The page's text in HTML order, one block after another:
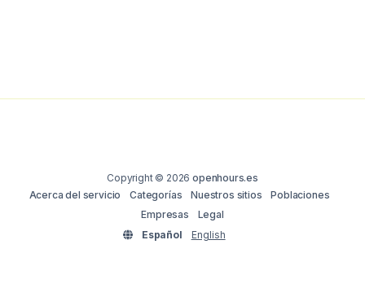
Copyright © 2026openhours.es
Acerca del servicio
Categorías Nuestros sitios
Poblaciones
Empresas
Legal
Español
English